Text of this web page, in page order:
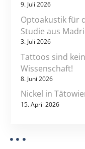
9. Juli 2026
Optoakustik für
Studie aus
3. Juli 2026
Tattoos sind
Wissenschaft!
8. Juni 2026
Nickel in
15. April 2026